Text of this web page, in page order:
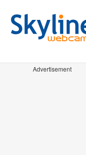
Advertisement